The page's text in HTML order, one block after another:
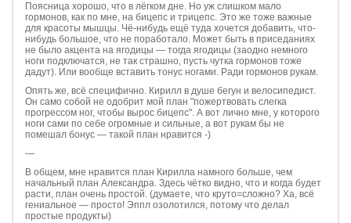
Поясница хорошо, что в лёгком дне. Но уж слишком мало
гормонов, как по мне, на бицепс и трицепс. Это же тоже важные
для красоты мышцы. Чё-нибудь ещё туда хочется добавить, что-
нибудь большое, что не поработало. Может быть в приседаниях
не было акцента на ягодицы — тогда ягодицы (заодно немного
ноги подключатся, не так страшно, пусть чутка гормонов тоже
дадут). Или вообще вставить тонус ногами. Ради гормонов рукам.
Опять же, всё специфично. Кирилл в душе бегун и велосипедист.
Он само собой не одобрит мой план "пожертвовать слегка
прогрессом ног, чтобы вырос бицепс". А вот лично мне, у которого
ноги сами по себе огромные и сильные, а вот рукам бы не
помешал бонус — такой план нравится -)
—
В общем, мне нравится план Кирилла намного больше, чем
начальный план Александра. Здесь чётко видно, что и когда будет
расти, план очень простой. (думаете, что круто=сложно? Ха, всё
гениальное — просто! Эппл озолотился, потому что делал
простые продукты)